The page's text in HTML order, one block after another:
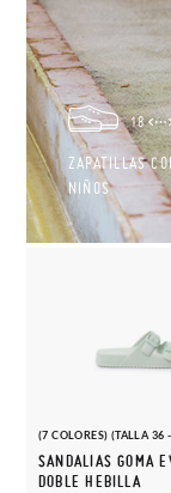
18
ZAPATILLAS
NIÑOS
(7 COLORES) (TALLA 36
SANDALIAS GOMA
DOBLE HEBILLA